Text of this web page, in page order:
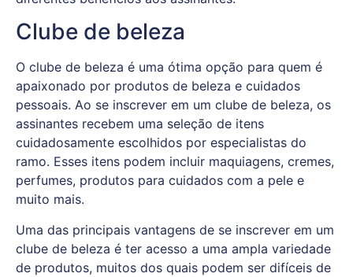
Clube de beleza
O clube de beleza é uma ótima opção para quem é
apaixonado por produtos de beleza e cuidados
pessoais. Ao se inscrever em um clube de beleza, os
assinantes recebem uma seleção de itens
cuidadosamente escolhidos por especialistas do
ramo. Esses itens podem incluir maquiagens, cremes,
perfumes, produtos para cuidados com a pele e
muito mais.
Uma das principais vantagens de se inscrever em um
clube de beleza é ter acesso a uma ampla variedade
de produtos, muitos dos quais podem ser difíceis de